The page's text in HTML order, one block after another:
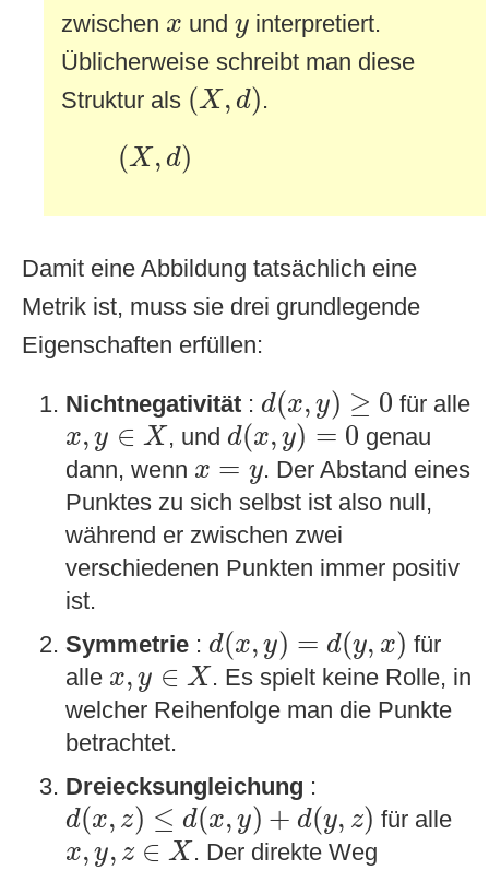
zwischen x
x und y
y interpretiert.
Üblicherweise schreibt man diese
Struktur als (X, d)
( X, ) .
(X, d)
(X, d)
Damit eine Abbildung tatsächlich eine
Metrik ist, muss sie drei grundlegende
Eigenschaften erfüllen:
Nichtnegativität : d(x, y) ≥ 0
d( ≥ 0
für alle
x, y ∈ X
x, y∈X , und d(x, y) = 0
d(x,y)= 0
genau
dann, wenn x = y
x=y
. Der Abstand eines
Punktes zu sich selbst ist also null,
während er zwischen zwei
verschiedenen Punkten immer positiv
ist.
Symmetrie : d(x, y) = d(y, x)
d(x, y)= y,x)
für
alle x, y ∈ X
x, y∈X
. Es spielt keine Rolle, in
welcher Reihenfolge man die Punkte
betrachtet.
Dreiecksungleichung :
d(x, z) ≤ d(x, y) + d(y, z)
d(x,z)≤d(x,y)+d(y,z)
für alle
x, y, z ∈ X
x,y,z ∈X
. Der direkte Weg